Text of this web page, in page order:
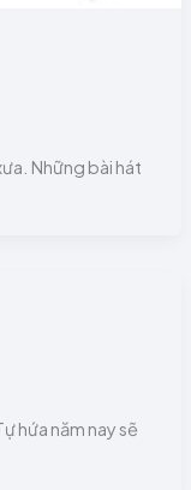
Những bài hát
hứa năm nay sẽ